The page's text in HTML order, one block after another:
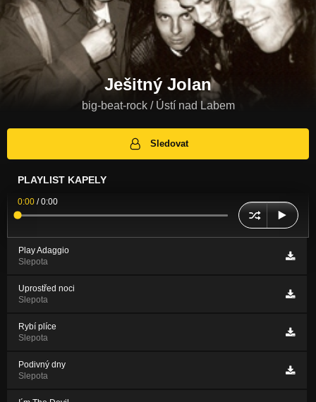
Ješitný Jolan
big-beat-rock / Ústí nad Labem
Sledovat
PLAYLIST KAPELY
0:00 /0:00
Play Adaggio
Slepota
Uprostřed noci
Slepota
Rybí plíce
Slepota
Podivný dny
Slepota